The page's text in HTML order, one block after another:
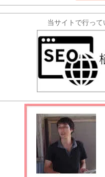
当サイトで行って